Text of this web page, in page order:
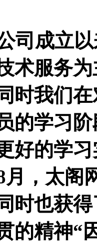
司成立
术服务
时我们
的学习
好的学
月，太阁
时也获
的精神“